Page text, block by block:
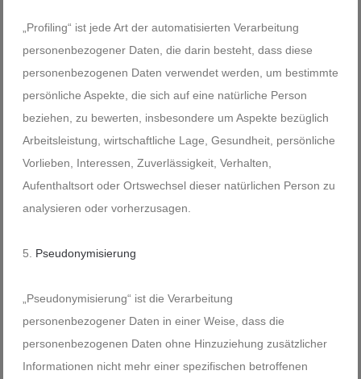
„Profiling“ ist jede Art der automatisierten Verarbeitung
personenbezogener Daten, die darin besteht, dass diese
personenbezogenen Daten verwendet werden, um bestimmte
persönliche Aspekte, die sich auf eine natürliche Person
beziehen, zu bewerten, insbesondere um Aspekte bezüglich
Arbeitsleistung, wirtschaftliche Lage, Gesundheit, persönliche
Vorlieben, Interessen, Zuverlässigkeit, Verhalten,
Aufenthaltsort oder Ortswechsel dieser natürlichen Person zu
analysieren oder vorherzusagen.
Pseudonymisierung
„Pseudonymisierung“ ist die Verarbeitung
personenbezogener Daten in einer Weise, dass die
personenbezogenen Daten ohne Hinzuziehung zusätzlicher
Informationen nicht mehr einer spezifischen betroffenen